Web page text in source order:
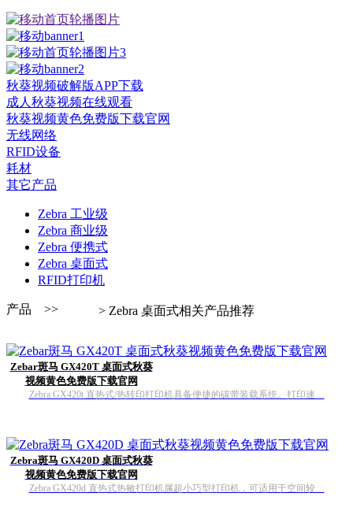
秋葵视频破解版APP下载
成人秋葵视频在线观看
秋葵视频黄色免费版下载官网
无线网络
RFID设备
耗材
其它产品
Zebra 工业级
Zebra 商业级
Zebra 便携式
Zebra 桌面式
RFID打印机
产品 >> > Zebra 桌面式相关产品推荐
Zebar斑马 GX420T 桌面式秋葵
视频黄色免费版下载官网
Zebra GX420t 直热式/热转印打印机具备便捷的碳带装载系统。打印速…
Zebra斑马 GX420D 桌面式秋葵
视频黄色免费版下载官网
Zebra GX420d 直热式热敏打印机属超小巧型打印机，可适用于空间较…